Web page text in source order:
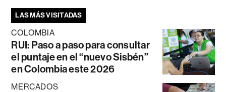
LAS MÁS VISITADAS
COLOMBIA
RUI: Paso a paso para consultar
el puntaje en el “nuevo Sisbén”
en Colombia este 2026
MERCADOS